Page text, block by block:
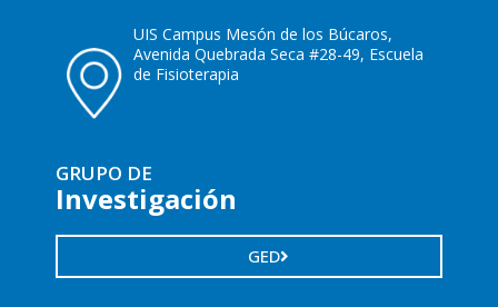
UIS Campus Mesón de los Búcaros,
Avenida Quebrada Seca #28-49, Escuela
de Fisioterapia
GRUPO DE
Investigación
GED